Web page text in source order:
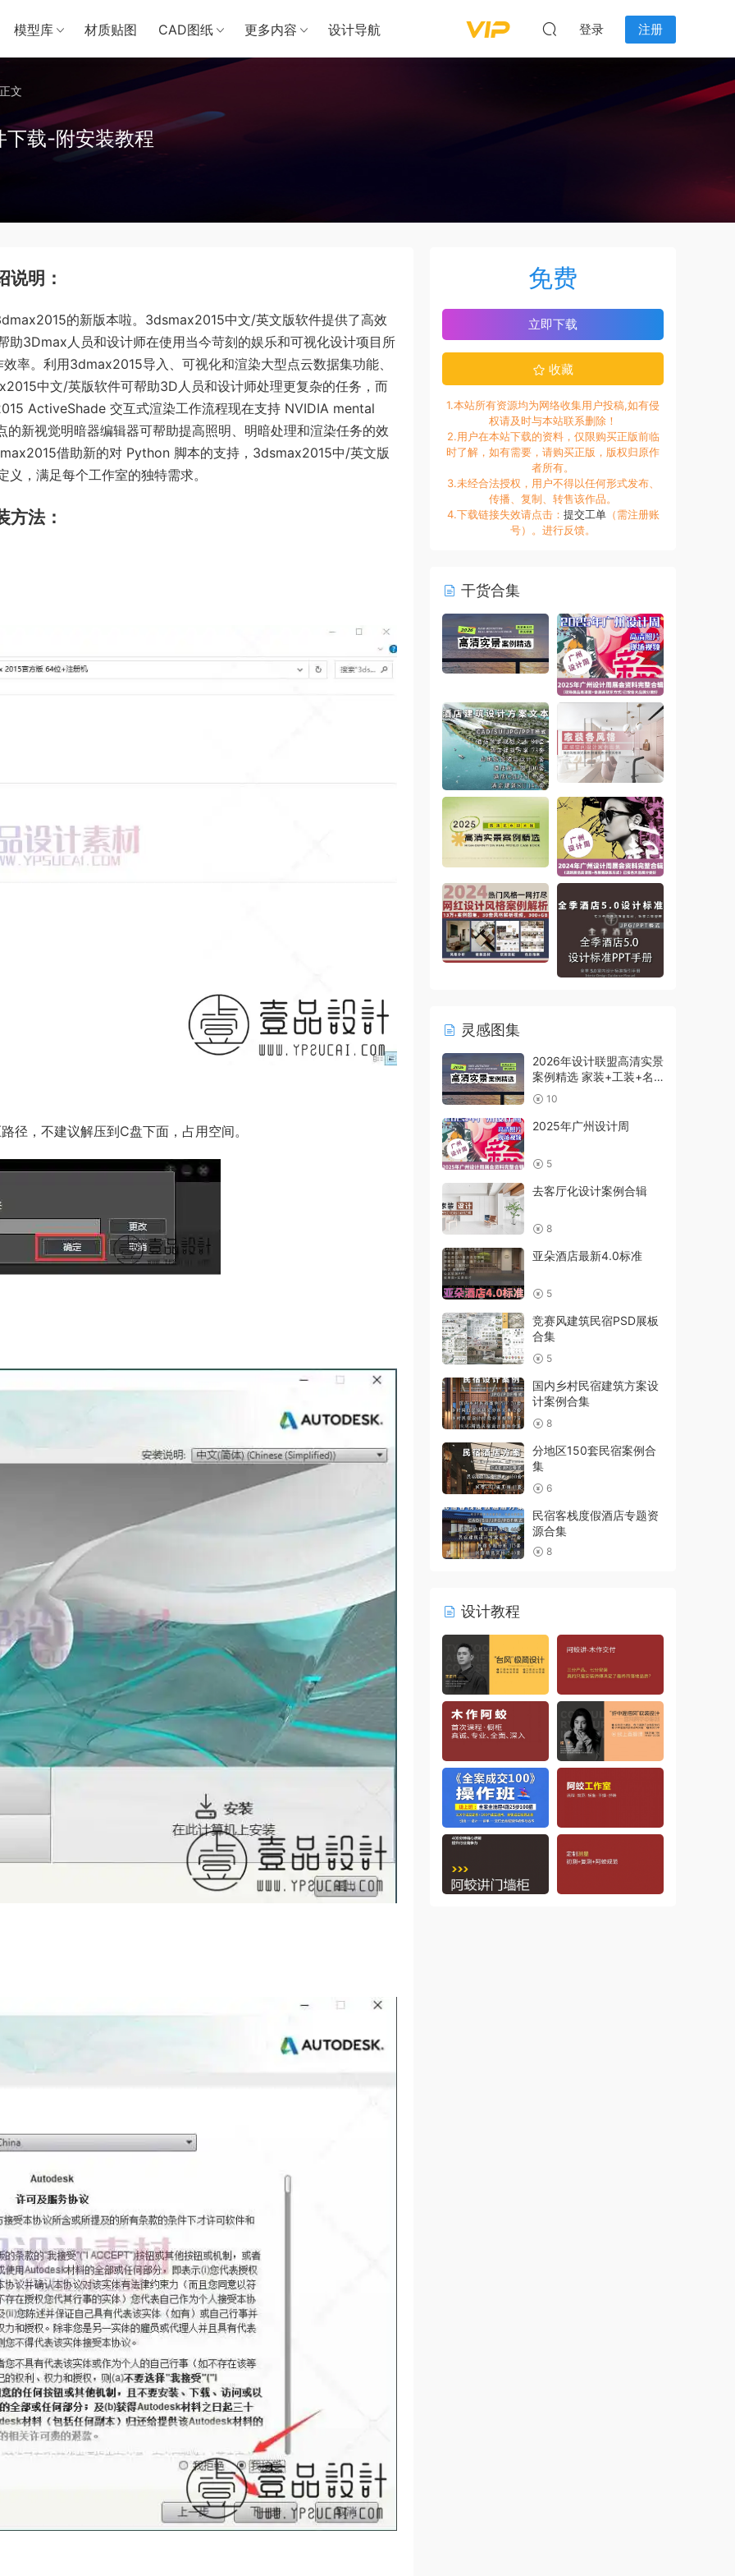
模型库 材质贴图 CAD图纸 更多内容 设计导航 登录 注册
正文
载-附安装教程
明：
的新版本啦。3dsmax2015中文/英文版软件提供了高效
助3Dmax人员和设计师在使用当今苛刻的娱乐和可视化设计项目所
率。利用3dmax2015导入、可视化和渲染大型点云数据集功能、
中文/英版软件可帮助3D人员和设计师处理更复杂的任务，而
ActiveShade 交互式渲染工作流程现在支持 NVIDIA mental
新视觉明暗器编辑器可帮助提高照明、明暗处理和渲染任务的效
借助新的对 Python 脚本的支持，3dsmax2015中/英文版
，满足每个工作室的独特需求。
法：
径，不建议解压到C盘下面，占用空间。
免费
立即下载
收藏
1.本站所有资源均为网络收集用户投稿,如有侵
权请及时与本站联系删除！
2.用户在本站下载的资料，仅限购买正版前临
时了解，如有需要，请购买正版，版权归原作
者所有。
3.未经合法授权，用户不得以任何形式发布、
传播、复制、转售该作品。
4.下载链接失效请点击： 提交工单（需注册账
号）。进行反馈。
干货合集
灵感图集
2026年设计联盟高清实景
案例精选 家装+工装+名
师及赠送
10
2025年广州设计周
5
去客厅化设计案例合辑
8
亚朵酒店最新4.0标准
5
竞赛风建筑民宿PSD展板
合集
5
国内乡村民宿建筑方案设
计案例合集
8
分地区150套民宿案例合
集
6
民宿客栈度假酒店专题资
源合集
8
设计教程